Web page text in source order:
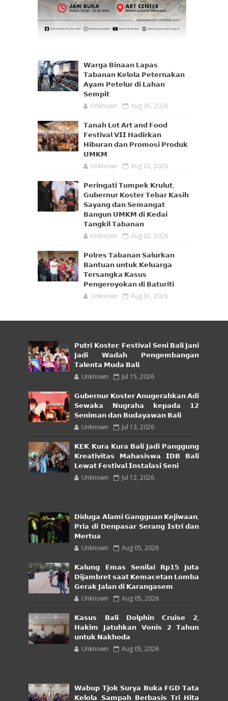
𝗪𝗮𝗿𝗴𝗮 𝗕𝗶𝗻𝗮𝗮𝗻 𝗟𝗮𝗽𝗮𝘀
𝗧𝗮𝗯𝗮𝗻𝗮𝗻 𝗞𝗲𝗹𝗼𝗹𝗮 𝗣𝗲𝘁𝗲𝗿𝗻𝗮𝗸𝗮𝗻
𝗔𝘆𝗮𝗺 𝗣𝗲𝘁𝗲𝗹𝘂𝗿 𝗱𝗶 𝗟𝗮𝗵𝗮𝗻
𝗦𝗲𝗺𝗽𝗶𝘁
Unknown Aug 05, 2026
𝗧𝗮𝗻𝗮𝗵 𝗟𝗼𝘁 𝗔𝗿𝘁 𝗮𝗻𝗱 𝗙𝗼𝗼𝗱
𝗙𝗲𝘀𝘁𝗶𝘃𝗮𝗹 𝗩𝗜𝗜 𝗛𝗮𝗱𝗶𝗿𝗸𝗮𝗻
𝗛𝗶𝗯𝘂𝗿𝗮𝗻 𝗱𝗮𝗻 𝗣𝗿𝗼𝗺𝗼𝘀𝗶 𝗣𝗿𝗼𝗱𝘂𝗸
𝗨𝗠𝗞𝗠
Unknown Aug 03, 2026
𝗣𝗲𝗿𝗶𝗻𝗴𝗮𝘁𝗶 𝗧𝘂𝗺𝗽𝗲𝗸 𝗞𝗿𝘂𝗹𝘂𝘁,
𝗚𝘂𝗯𝗲𝗿𝗻𝘂𝗿 𝗞𝗼𝘀𝘁𝗲𝗿 𝗧𝗲𝗯𝗮𝗿 𝗞𝗮𝘀𝗶𝗵
𝗦𝗮𝘆𝗮𝗻𝗴 𝗱𝗮𝗻 𝗦𝗲𝗺𝗮𝗻𝗴𝗮𝘁
𝗕𝗮𝗻𝗴𝘂𝗻 𝗨𝗠𝗞𝗠 𝗱𝗶 𝗞𝗲𝗱𝗮𝗶
𝗧𝗮𝗻𝗴𝗸𝗶𝗹 𝗧𝗮𝗯𝗮𝗻𝗮𝗻
Unknown Aug 02, 2026
𝗣𝗼𝗹𝗿𝗲𝘀 𝗧𝗮𝗯𝗮𝗻𝗮𝗻 𝗦𝗮𝗹𝘂𝗿𝗸𝗮𝗻
𝗕𝗮𝗻𝘁𝘂𝗮𝗻 𝘂𝗻𝘁𝘂𝗸 𝗞𝗲𝗹𝘂𝗮𝗿𝗴𝗮
𝗧𝗲𝗿𝘀𝗮𝗻𝗴𝗸𝗮 𝗞𝗮𝘀𝘂𝘀
𝗣𝗲𝗻𝗴𝗲𝗿𝗼𝘆𝗼𝗸𝗮𝗻 𝗱𝗶 𝗕𝗮𝘁𝘂𝗿𝗶𝘁𝗶
Unknown Aug 01, 2026
𝗣𝘂𝘁𝗿𝗶 𝗞𝗼𝘀𝘁𝗲𝗿: 𝗙𝗲𝘀𝘁𝗶𝘃𝗮𝗹 𝗦𝗲𝗻𝗶 𝗕𝗮𝗹𝗶 𝗝𝗮𝗻𝗶
𝗝𝗮𝗱𝗶 𝗪𝗮𝗱𝗮𝗵 𝗣𝗲𝗻𝗴𝗲𝗺𝗯𝗮𝗻𝗴𝗮𝗻
𝗧𝗮𝗹𝗲𝗻𝘁𝗮 𝗠𝘂𝗱𝗮 𝗕𝗮𝗹𝗶
Unknown Jul 15, 2026
𝗚𝘂𝗯𝗲𝗿𝗻𝘂𝗿 𝗞𝗼𝘀𝘁𝗲𝗿 𝗔𝗻𝘂𝗴𝗲𝗿𝗮𝗵𝗸𝗮𝗻 𝗔𝗱𝗶
𝗦𝗲𝘄𝗮𝗸𝗮 𝗡𝘂𝗴𝗿𝗮𝗵𝗮 𝗸𝗲𝗽𝗮𝗱𝗮 𝟭𝟮
𝗦𝗲𝗻𝗶𝗺𝗮𝗻 𝗱𝗮𝗻 𝗕𝘂𝗱𝗮𝘆𝗮𝘄𝗮𝗻 𝗕𝗮𝗹𝗶
Unknown Jul 13, 2026
𝗞𝗘𝗞 𝗞𝘂𝗿𝗮 𝗞𝘂𝗿𝗮 𝗕𝗮𝗹𝗶 𝗝𝗮𝗱𝗶 𝗣𝗮𝗻𝗴𝗴𝘂𝗻𝗴
𝗞𝗿𝗲𝗮𝘁𝗶𝘃𝗶𝘁𝗮𝘀 𝗠𝗮𝗵𝗮𝘀𝗶𝘀𝘄𝗮 𝗜𝗗𝗕 𝗕𝗮𝗹𝗶
𝗟𝗲𝘄𝗮𝘁 𝗙𝗲𝘀𝘁𝗶𝘃𝗮𝗹 𝗜𝗻𝘀𝘁𝗮𝗹𝗮𝘀𝗶 𝗦𝗲𝗻𝗶
Unknown Jul 12, 2026
𝗗𝗶𝗱𝘂𝗴𝗮 𝗔𝗹𝗮𝗺𝗶 𝗚𝗮𝗻𝗴𝗴𝘂𝗮𝗻 𝗞𝗲𝗷𝗶𝘄𝗮𝗮𝗻,
𝗣𝗿𝗶𝗮 𝗱𝗶 𝗗𝗲𝗻𝗽𝗮𝘀𝗮𝗿 𝗦𝗲𝗿𝗮𝗻𝗴 𝗜𝘀𝘁𝗿𝗶 𝗱𝗮𝗻
𝗠𝗲𝗿𝘁𝘂𝗮
Unknown Aug 05, 2026
𝗞𝗮𝗹𝘂𝗻𝗴 𝗘𝗺𝗮𝘀 𝗦𝗲𝗻𝗶𝗹𝗮𝗶 𝗥𝗽𝟭𝟱 𝗝𝘂𝘁𝗮
𝗗𝗶𝗷𝗮𝗺𝗯𝗿𝗲𝘁 𝘀𝗮𝗮𝘁 𝗞𝗲𝗺𝗮𝗰𝗲𝘁𝗮𝗻 𝗟𝗼𝗺𝗯𝗮
𝗚𝗲𝗿𝗮𝗸 𝗝𝗮𝗹𝗮𝗻 𝗱𝗶 𝗞𝗮𝗿𝗮𝗻𝗴𝗮𝘀𝗲𝗺
Unknown Aug 05, 2026
𝗞𝗮𝘀𝘂𝘀 𝗕𝗮𝗹𝗶 𝗗𝗼𝗹𝗽𝗵𝗶𝗻 𝗖𝗿𝘂𝗶𝘀𝗲 𝟮,
𝗛𝗮𝗸𝗶𝗺 𝗝𝗮𝘁𝘂𝗵𝗸𝗮𝗻 𝗩𝗼𝗻𝗶𝘀 𝟮 𝗧𝗮𝗵𝘂𝗻
𝘂𝗻𝘁𝘂𝗸 𝗡𝗮𝗸𝗵𝗼𝗱𝗮
Unknown Aug 05, 2026
𝗪𝗮𝗯𝘂𝗽 𝗧𝗷𝗼𝗸 𝗦𝘂𝗿𝘆𝗮 𝗕𝘂𝗸𝗮 𝗙𝗚𝗗 𝗧𝗮𝘁𝗮
𝗞𝗲𝗹𝗼𝗹𝗮 𝗦𝗮𝗺𝗽𝗮𝗵 𝗕𝗲𝗿𝗯𝗮𝘀𝗶𝘀 𝗧𝗿𝗶 𝗛𝗶𝘁𝗮